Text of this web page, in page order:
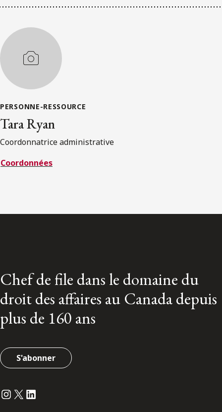
PERSONNE-RESSOURCE
Tara Ryan
Coordonnatrice administrative
Coordonnées
Chef de file dans le domaine du
droit des affaires au Canada depuis
plus de 160 ans
S'abonner
Instagram
Twitter
LinkedIn